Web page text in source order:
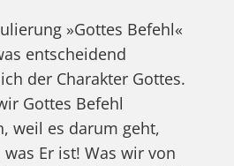
»Gottes Befehl«
entscheidend
der Charakter Gottes.
Gottes Befehl
weil es darum geht,
Er ist! Was wir von